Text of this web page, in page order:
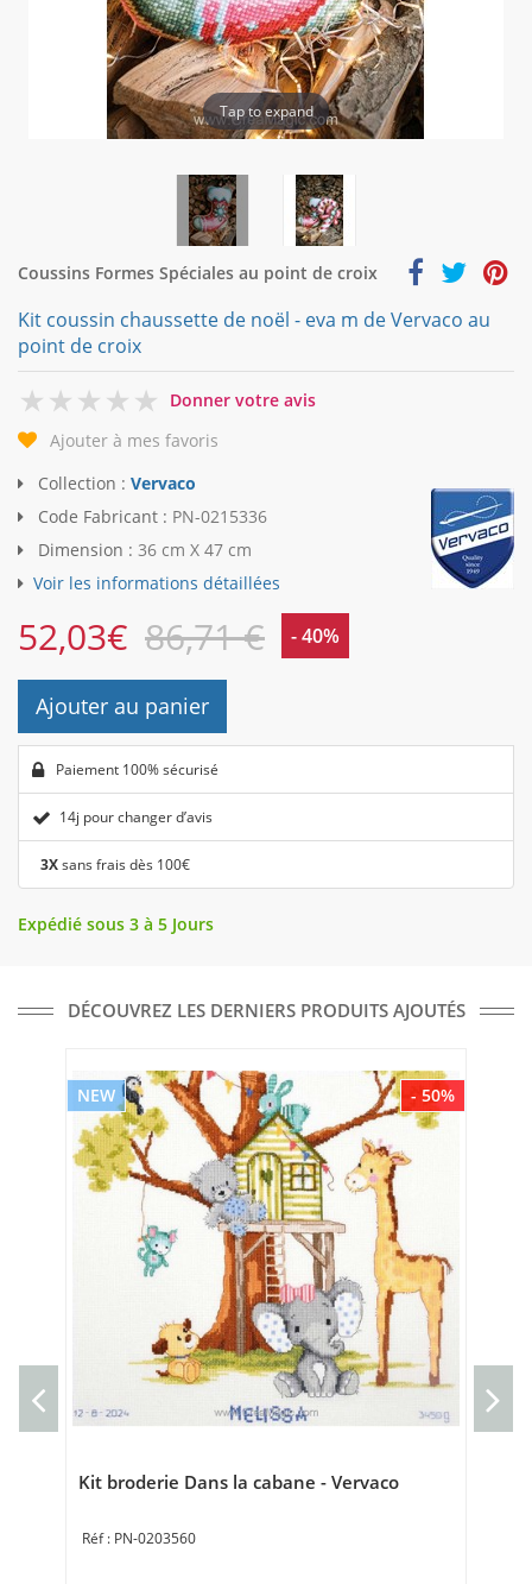
Tap to expand
Coussins Formes Spéciales au point de croix
Kit coussin chaussette de noël - eva m de Vervaco au
point de croix
0
Donner votre avis
Ajouter à mes favoris
Collection : Vervaco
Code Fabricant : PN-0215336
Dimension : 36 cm X 47 cm
Voir les informations détaillées
52,03€ 86,71 € - 40%
Ajouter au panier
Paiement 100% sécurisé
14j pour changer d’avis
3Xsans frais dès 100€
Expédié sous 3 à 5 Jours
DÉCOUVREZ LES DERNIERS PRODUITS AJOUTÉS
- 50%
NEW
Kit broderie Dans la cabane - Vervaco
PN-0203560